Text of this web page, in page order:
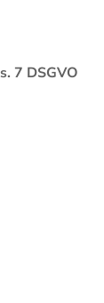
7 DSGVO